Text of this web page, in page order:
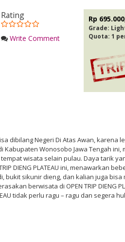
Rating
Write Comment
Rp
Grade:
Quota: 1
dibilang Negeri Di Atas Awan, karena
Kabupaten Wonosobo Jawa Tengah
wisata selain pulau. Daya tarik
DIENG PLATEAU ini, menawarkan
bukit sikunir dieng, dan kalian juga
berwisata di OPEN TRIP DIENG
tidak perlu ragu – ragu dan segera